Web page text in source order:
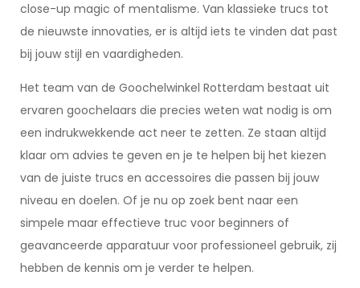
close-up magic of mentalisme. Van klassieke trucs tot
de nieuwste innovaties, er is altijd iets te vinden dat past
bij jouw stijl en vaardigheden.
Het team van de Goochelwinkel Rotterdam bestaat uit
ervaren goochelaars die precies weten wat nodig is om
een indrukwekkende act neer te zetten. Ze staan altijd
klaar om advies te geven en je te helpen bij het kiezen
van de juiste trucs en accessoires die passen bij jouw
niveau en doelen. Of je nu op zoek bent naar een
simpele maar effectieve truc voor beginners of
geavanceerde apparatuur voor professioneel gebruik, zij
hebben de kennis om je verder te helpen.